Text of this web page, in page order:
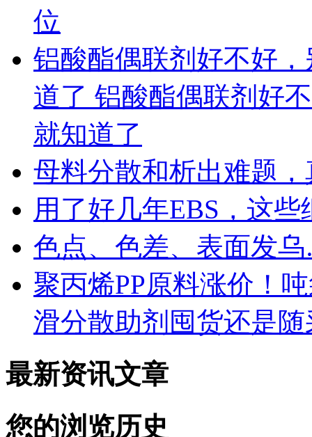
位
铝酸酯偶联剂好不好
道了 铝酸酯偶联剂好
就知道了
母料分散和析出难题
用了好几年EBS，这
色点、色差、表面发
聚丙烯PP原料涨价！
滑分散助剂囤货还是随
最新资讯文章
您的浏览历史